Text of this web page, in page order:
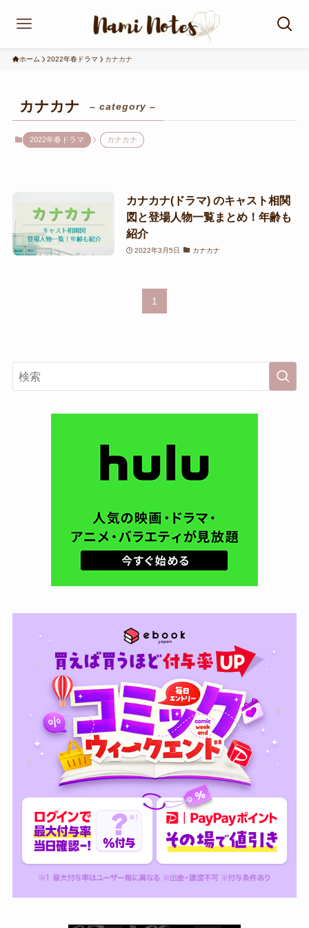
ホーム 2022年春ドラマ カナカナ
カナカナ – category –
2022年春ドラマ カナカナ
カナカナ(ドラマ) のキャスト相関
図と登場人物一覧まとめ！年齢も
紹介
2022年3月5日 カナカナ
1